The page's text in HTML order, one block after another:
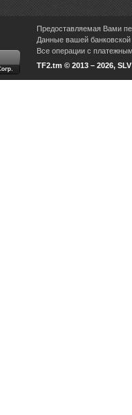
Предоставляемая Вами
Данные вашей
Все операции с
TF2.tm © 2013 – 2026,